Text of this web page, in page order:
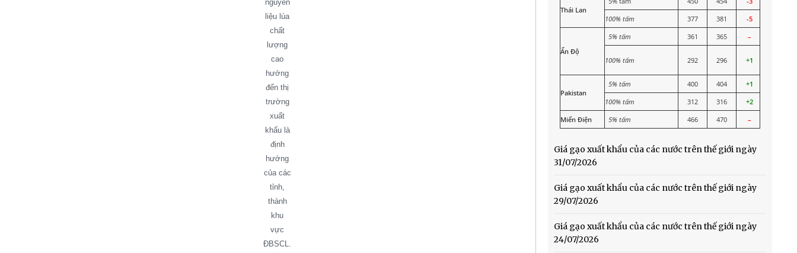
nguyên
liệu lúa
chất
lượng
cao
hướng
đến thị
trường
xuất
khẩu là
định
hướng
của các
tỉnh,
thành
khu
vực
ĐBSCL.
Thái Lan
100% tấm
377 381 -5
Ấn Độ
5% tấm 361 365 –
100% tấm 292 296 +1
Pakistan
5% tấm 400 404
+1
100% tấm
312 316
+2
Miến Điện
5% tấm 466 470 –
Giá gạo xuất khẩu của các nước trên thế giới ngày
31/07/2026
Giá gạo xuất khẩu của các nước trên thế giới ngày
29/07/2026
Giá gạo xuất khẩu của các nước trên thế giới ngày
24/07/2026